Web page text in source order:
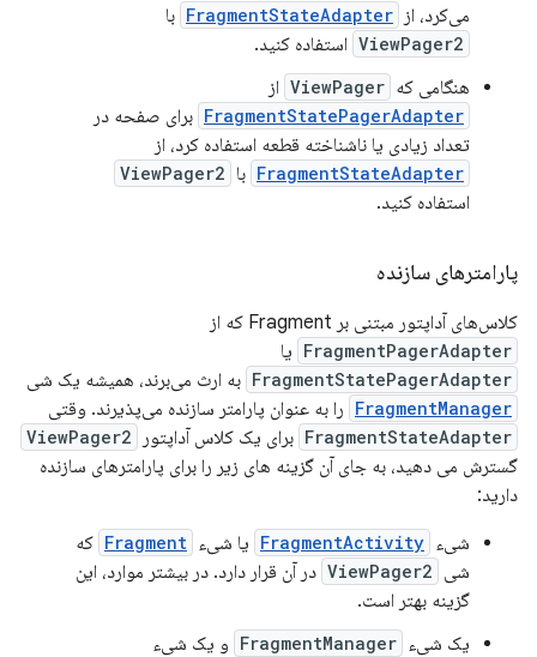
می‌کرد، از FragmentStateAdapter با
ViewPager2 استفاده کنید.
هنگامی که ViewPager از
FragmentStatePagerAdapter برای صفحه در
تعداد زیادی یا ناشناخته قطعه استفاده کرد، از
FragmentStateAdapter با ViewPager2
استفاده کنید.
پارامترهای سازنده
کلاس‌های آداپتور مبتنی بر Fragment که از
FragmentPagerAdapter یا
FragmentStatePagerAdapter به ارث می‌برند، همیشه یک شی
FragmentManager را به عنوان پارامتر سازنده می‌پذیرند. وقتی
FragmentStateAdapter برای یک کلاس آداپتور ViewPager2
گسترش می دهید، به جای آن گزینه های زیر را برای پارامترهای سازنده
دارید:
شیء FragmentActivity یا شیء Fragment که
شی ViewPager2 در آن قرار دارد. در بیشتر موارد، این
گزینه بهتر است.
یک شیء FragmentManager و یک شیء